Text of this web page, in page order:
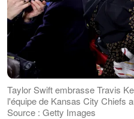
Taylor Swift embrasse Travis
l'équipe de Kansas City Chiefs
Source : Getty Images